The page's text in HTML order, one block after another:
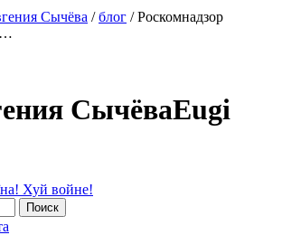
Сычёва /блог /Роскомнадзор
СычёваEugi
Хуй войне!